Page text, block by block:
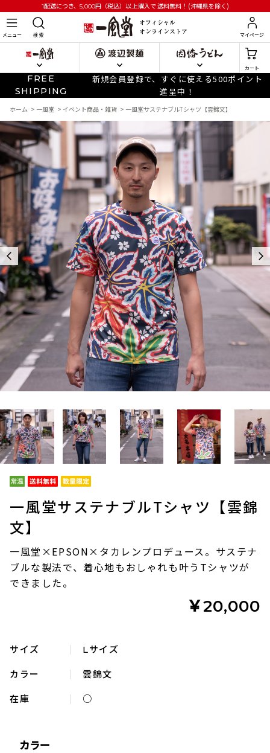
1配送につき、5,000円 （税込）以上購入で送料無料！(沖縄県を除く)
メニュー 検 索 マイページ
カート
FREE
SHIPPING
新規会員登録で、すぐに使える500ポイント
進呈中！
ホーム > 一風堂 > イベント商品・雑貨 > 一風堂サステナブルTシャツ【雲錦文】
一風堂サステナブルTシャツ【雲錦
文】
一風堂×EPSON×タカレンプロデュース。サステナ
ブルな製法で、着心地もおしゃれも叶うTシャツが
できました。
￥20,000
サイズ Lサイズ
カラー 雲錦文
在庫 ○
カラー